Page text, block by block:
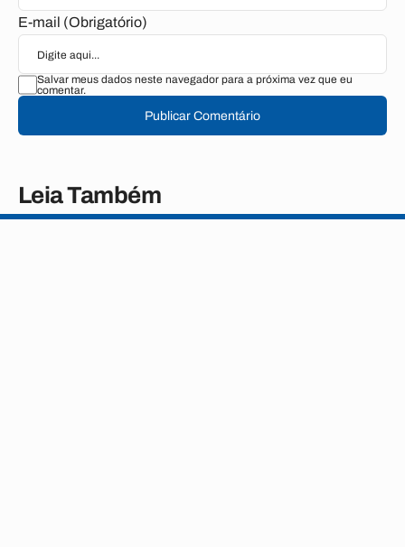
E-mail (Obrigatório)
Salvar meus dados neste navegador para a próxima vez que eu
comentar.
Publicar Comentário
Leia Também